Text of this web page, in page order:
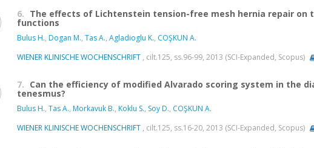
6. The effects of Lichtenstein tension-free mesh hernia repair on
functions
Bulus H., Dogan M., Tas A., Agladioglu K., COŞKUN A.
WIENER KLINISCHE WOCHENSCHRIFT , cilt.125, ss.96-99, 2013 (SCI-Expanded, Scopus)
7. Can the efficiency of modified Alvarado scoring system in the
tenesmus?
Bulus H., Tas A., Morkavuk B., Koklu S., Soy D., COŞKUN A.
WIENER KLINISCHE WOCHENSCHRIFT , cilt.125, ss.16-20, 2013 (SCI-Expanded, Scopus)